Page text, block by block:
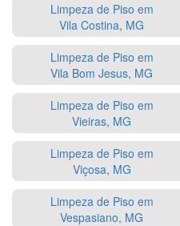
Limpeza de Piso em
Vila Costina, MG
Limpeza de Piso em
Vila Bom Jesus, MG
Limpeza de Piso em
Vieiras, MG
Limpeza de Piso em
Viçosa, MG
Limpeza de Piso em
Vespasiano, MG